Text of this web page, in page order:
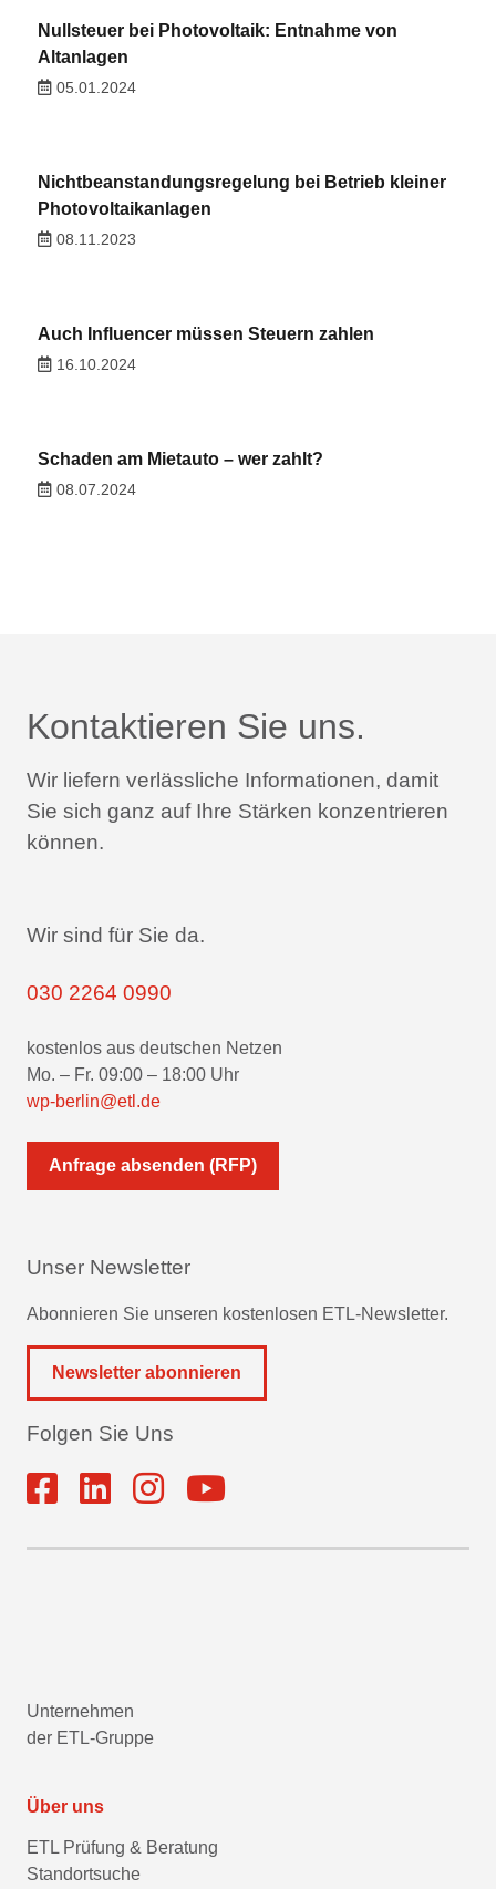
Nullsteuer bei Photovoltaik: Entnahme von
Altanlagen
05.01.2024
Nichtbeanstandungsregelung bei Betrieb kleiner
Photovoltaikanlagen
08.11.2023
Auch Influencer müssen Steuern zahlen
16.10.2024
Schaden am Mietauto – wer zahlt?
08.07.2024
Kontaktieren Sie uns.
Wir liefern verlässliche Informationen, damit
Sie sich ganz auf Ihre Stärken konzentrieren
können.
Wir sind für Sie da.
030 2264 0990
kostenlos aus deutschen Netzen
Mo. – Fr. 09:00 – 18:00 Uhr
wp-berlin@etl.de
Anfrage absenden (RFP)
Unser Newsletter
Abonnieren Sie unseren kostenlosen ETL-Newsletter.
Newsletter abonnieren
Folgen Sie Uns
Unternehmen
der ETL-Gruppe
Über uns
ETL Prüfung & Beratung
Standortsuche